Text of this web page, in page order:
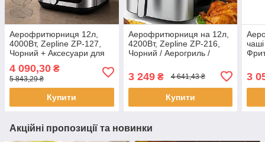
Аерофритюрниця 12л,
4000Вт, Zepline ZP-127,
Чорний + Аксесуари для
Фритюрниця без олії /
Мультипіч
4 090,30 ₴
5 843,29 ₴
Купити
Аерофритюрниця на 12л,
4200Вт, Zepline ZP-216,
Чорний / Аерогриль /
фритюрниця без олії
3 249₴ 4 641,43 ₴
Купити
3
Акційні пропозиції та новинки